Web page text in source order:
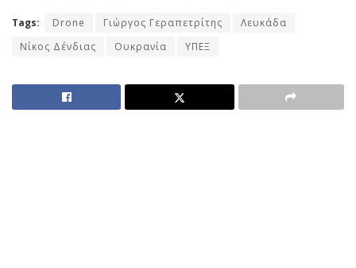
Tags: Drone Γιώργος Γεραπετρίτης
Λευκάδα
Νίκος Δένδιας
Ουκρανία ΥΠΕΞ